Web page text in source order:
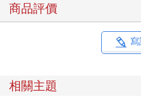
商品評價
相關主題